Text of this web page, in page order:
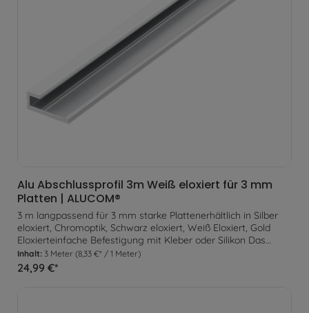
Alu Abschlussprofil 3m Weiß eloxiert für 3 mm
Platten | ALUCOM®
3 m langpassend für 3 mm starke Plattenerhältlich in Silber
eloxiert, Chromoptik, Schwarz eloxiert, Weiß Eloxiert, Gold
Eloxierteinfache Befestigung mit Kleber oder Silikon Das
Abschlussprofil eignet sich optimal um an einsehbaren
Plattenenden ein gleichmäßigen Abschluss zu erzeugen. Zur
Inhalt: 3 Meter (8,33 €* / 1 Meter)
24,99 €*